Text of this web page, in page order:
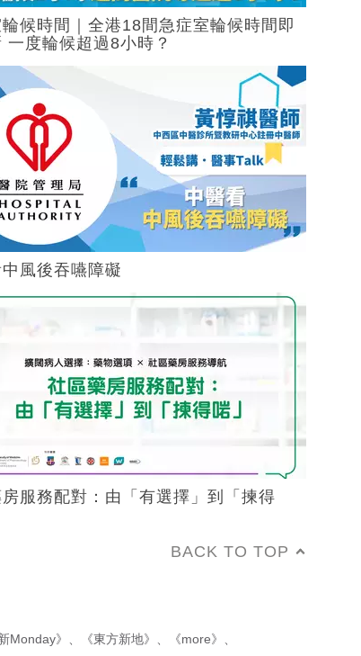
候時間｜全港18間急症室輪候時間即
一度輪候超過8小時？
風後吞嚥障礙
服務配對：由「有選擇」到「揀得
BACK TO TOP
Monday》 、 《東方新地》 、 《more》 、